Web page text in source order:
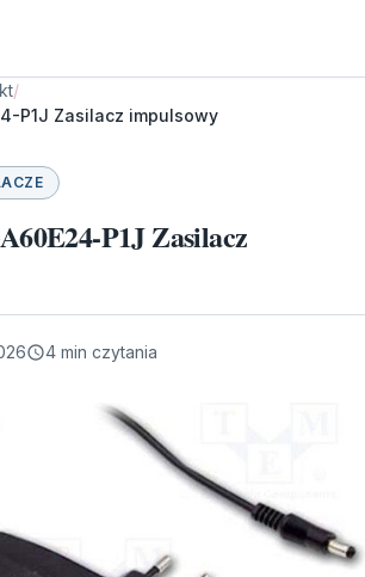
/
P1J Zasilacz impulsowy
P1J Zasilacz
4 min czytania